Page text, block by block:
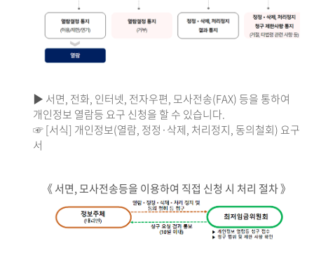
▶ 서면, 전화, 인터넷, 전자우편, 모사전송(FAX) 등을 통하여
개인정보 열람등 요구 신청을 할 수 있습니다.
☞ [서식] 개인정보(열람, 정정·삭제, 처리정지, 동의철회) 요구
서
《 서면, 모사전송등을 이용하여 직접 신청 시 처리 절차 》